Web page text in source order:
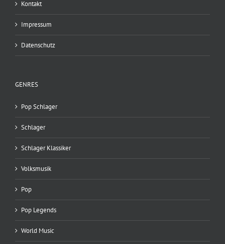
Kontakt
Impressum
Datenschutz
GENRES
Pop Schlager
Schlager
Schlager Klassiker
Volksmusik
Pop
Pop Legends
World Music